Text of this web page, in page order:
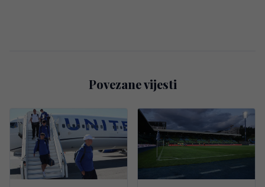
Povezane vijesti